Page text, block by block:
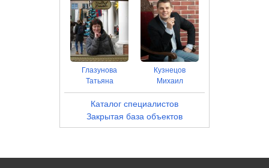
Глазунова
Татьяна
Кузнецов
Михаил
Каталог специалистов
Закрытая база объектов